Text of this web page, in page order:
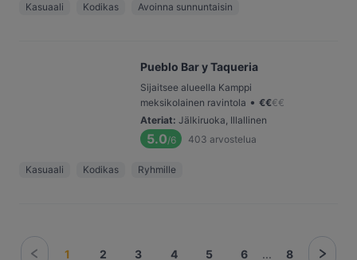
Kasuaali Kodikas Avoinna sunnuntaisin
Pueblo Bar y Taqueria
Sijaitsee alueella Kamppi
meksikolainen ravintola • €€€€
Ateriat: Jälkiruoka, Illallinen
5.0/6 403 arvostelua
Kasuaali Kodikas Ryhmille
1 2 3 4 5 6 ... 8